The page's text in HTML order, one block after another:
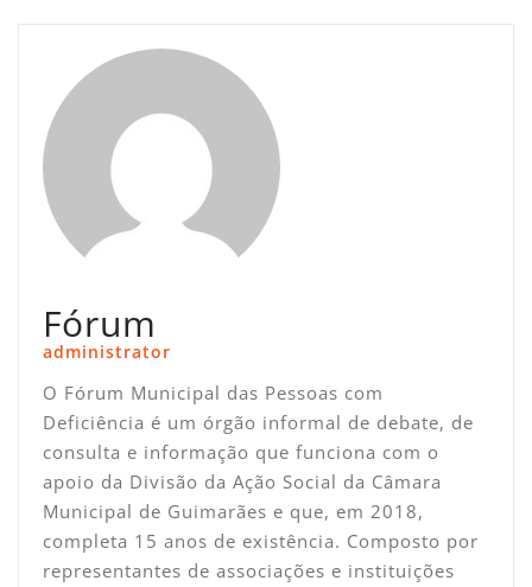
Fórum
administrator
O Fórum Municipal das Pessoas com
Deficiência é um órgão informal de debate, de
consulta e informação que funciona com o
apoio da Divisão da Ação Social da Câmara
Municipal de Guimarães e que, em 2018,
completa 15 anos de existência. Composto por
representantes de associações e instituições